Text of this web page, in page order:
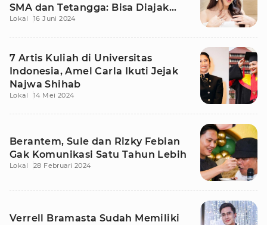
SMA dan Tetangga: Bisa Diajak
Susah
Lokal 16 Juni 2024
7 Artis Kuliah di Universitas
Indonesia, Amel Carla Ikuti Jejak
Najwa Shihab
Lokal 14 Mei 2024
Berantem, Sule dan Rizky Febian
Gak Komunikasi Satu Tahun Lebih
Lokal 28 Februari 2024
Verrell Bramasta Sudah Memiliki